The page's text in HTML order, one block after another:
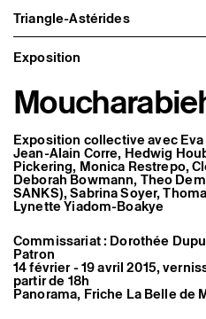
Triangle-Astérides
Triangle-Astérides
Centre d’art contemporain
d’intérêt national
et résidence internationale
Présentation
Équipe et gouvernance
Partenaires et réseaux
Formation professionnelle
Adhérer / nous soutenir
Rapports d'activité
Informations pratiques
Programmation
Agenda : en cours et à venir
Expositions
Événements
Programmation éditoriale
Exposition
Exposition collective avec
Jean-Alain Corre, Hedwig
Pickering, Monica Restrepo,
Deborah Bowmann, Theo
SANKS), Sabrina Soyer,
Lynette Yiadom-Boakye
Commissariat : Dorothée
Patron
14 février - 19 avril 2015,
partir de 18h
Panorama, Friche La Belle de